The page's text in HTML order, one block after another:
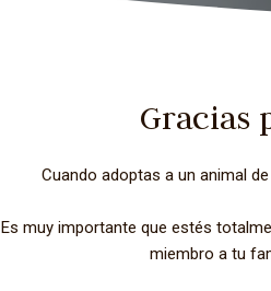
Gracias
Cuando adoptas a un animal
Es muy importante que estés
miembro a tu